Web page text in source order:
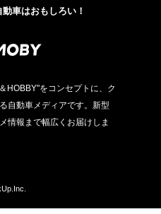
車はおもしろい！
HOBBY"をコンセプトに、ク
自動車メディアです。新型
情報まで幅広くお届けしま